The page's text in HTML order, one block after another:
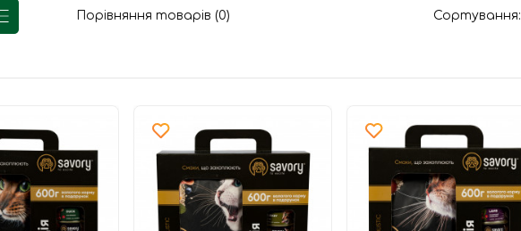
Порівняння товарів (0) Сортування: